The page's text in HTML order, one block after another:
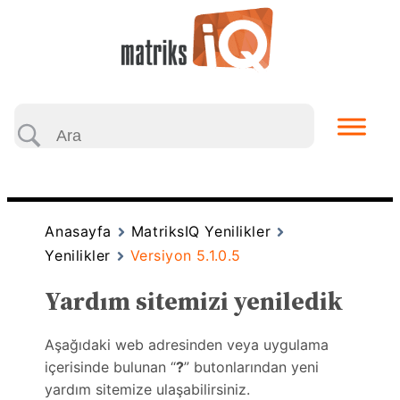
Anasayfa
MatriksIQ Yenilikler
Yenilikler
Versiyon 5.1.0.5
Yardım sitemizi yeniledik
Aşağıdaki web adresinden veya uygulama
içerisinde bulunan “?” butonlarından yeni
yardım sitemize ulaşabilirsiniz.